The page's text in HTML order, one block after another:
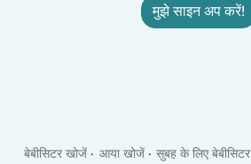
मुझे साइन अप करें!
बेबीसिटर खोजें आया खोजें सुबह के लिए बेबीसिटर